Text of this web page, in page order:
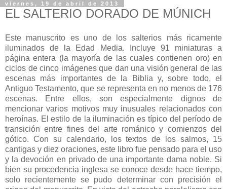
viernes, 19 de abril de 2013
EL SALTERIO DORADO DE MÚNICH
Este manuscrito es uno de los salterios más ricamente
iluminados de la Edad Media. Incluye 91 miniaturas a
página entera (la mayoría de las cuales contienen oro) en
ciclos de cinco imágenes que dan una visión general de las
escenas más importantes de la Biblia y, sobre todo, el
Antiguo Testamento, que se representa en no menos de 176
escenas. Entre ellos, son especialmente dignos de
mencionar varios motivos muy inusuales relacionados con
heroínas. El estilo de la iluminación es típico del período de
transición entre fines del arte románico y comienzos del
gótico. Con su calendario, los textos de los salmos, 15
cantigas y diez oraciones, este libro fue pensado para el uso
y la devoción en privado de una importante dama noble. Si
bien su procedencia inglesa se conoce desde hace tiempo,
solo recientemente se pudo determinar con precisión el